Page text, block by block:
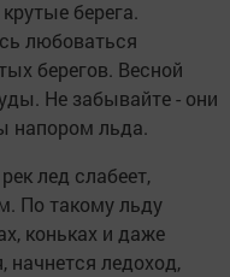
берега.
любоваться
берегов. Весной
Не забывайте - они
напором льда.
лед слабеет,
По такому льду
коньках и даже
начнется ледоход,